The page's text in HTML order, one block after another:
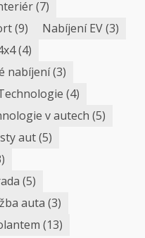
(7)
(9) Nabíjení EV(3)
(4)
nabíjení(3)
(4)
v autech (5)
aut(5)
(5)
auta (3)
(13)